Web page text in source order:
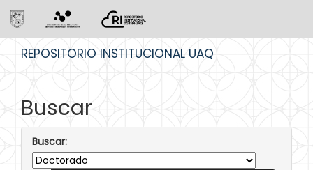
REPOSITORIO INSTITUCIONAL UAQ
Buscar
Buscar: